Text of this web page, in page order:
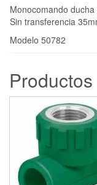
Monocomando
Sin transferencia
Modelo 50782